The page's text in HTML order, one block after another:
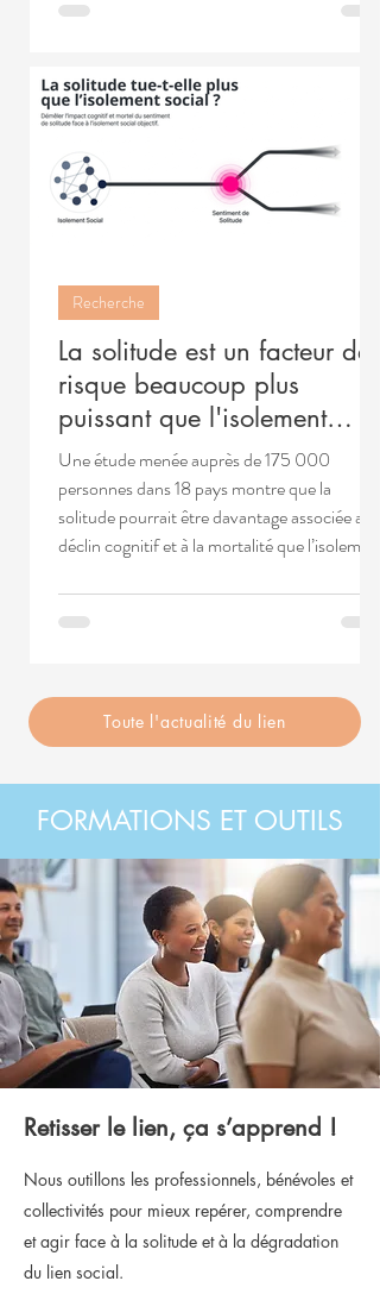
La solitude est un facteur de
risque beaucoup plus
puissant que l'isolement
social
Une étude menée auprès de 175 000
personnes dans 18 pays montre que la
solitude pourrait être davantage associée au
déclin cognitif et à la mortalité que l’isolement
implications pour les politiques publiques.
Recherche
Toute l'actualité du lien
FORMATIONS ET OUTILS
Retisser le lien, ça s’apprend !
Nous outillons les professionnels, bénévoles et
collectivités pour mieux repérer, comprendre
et agir face à la solitude et à la dégradation
du lien social.